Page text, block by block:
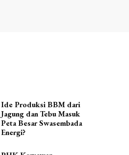
Ide Produksi BBM dari
Jagung dan Tebu Masuk
Peta Besar Swasembada
Energi?